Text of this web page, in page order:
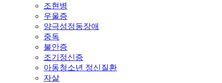
조현병
우울증
양극성정동장애
중독
불안증
조기정신증
아동청소년 정신질환
자살